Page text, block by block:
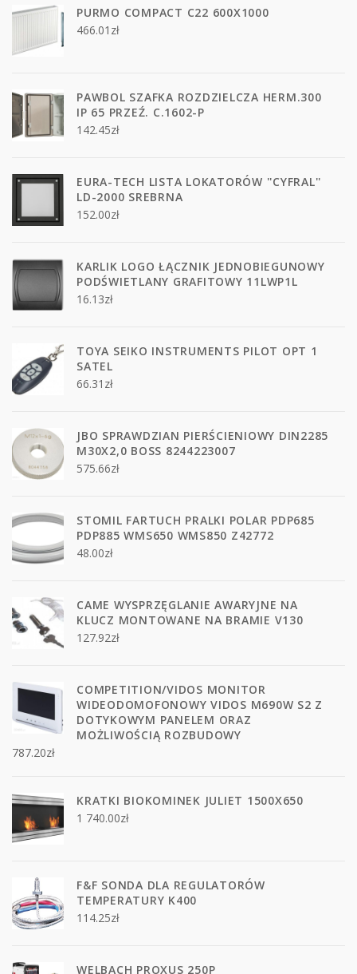
PURMO COMPACT C22 600X1000
466.01 zł
PAWBOL SZAFKA ROZDZIELCZA HERM.300
IP 65 PRZEŹ. C.1602-P
142.45zł
EURA-TECH LISTA LOKATORÓW ''CYFRAL''
LD-2000 SREBRNA
152.00zł
KARLIK LOGO ŁĄCZNIK JEDNOBIEGUNOWY
PODŚWIETLANY GRAFITOWY 11LWP1L
16.13zł
TOYA SEIKO INSTRUMENTS PILOT OPT 1
SATEL
66.31 zł
JBO SPRAWDZIAN PIERŚCIENIOWY DIN2285
M30X2,0 BOSS 8244223007
575.66zł
STOMIL FARTUCH PRALKI POLAR PDP685
PDP885 WMS650 WMS850 Z42772
48.00zł
CAME WYSPRZĘGLANIE AWARYJNE NA
KLUCZ MONTOWANE NA BRAMIE V130
127.92zł
COMPETITION/VIDOS MONITOR
WIDEODOMOFONOWY VIDOS M690W S2 Z
DOTYKOWYM PANELEM ORAZ
MOŻLIWOŚCIĄ ROZBUDOWY
787.20zł
KRATKI BIOKOMINEK JULIET 1500X650
1 740.00zł
F&F SONDA DLA REGULATORÓW
TEMPERATURY K400
114.25zł
WELBACH PROXUS 250P